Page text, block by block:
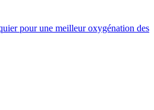
pour une meilleur oxygénation des